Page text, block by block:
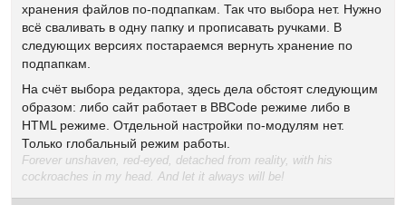
хранения файлов по-подпапкам. Так что выбора нет. Нужно
всё сваливать в одну папку и прописавать ручками. В
следующих версиях постараемся вернуть хранение по
подпапкам.
На счёт выбора редактора, здесь дела обстоят следующим
образом: либо сайт работает в BBCode режиме либо в
HTML режиме. Отдельной настройки по-модулям нет.
Только глобальный режим работы.
Forever unshaven, red-eyed, detached from reality, with his
cockroaches in my head. And let it always will be!